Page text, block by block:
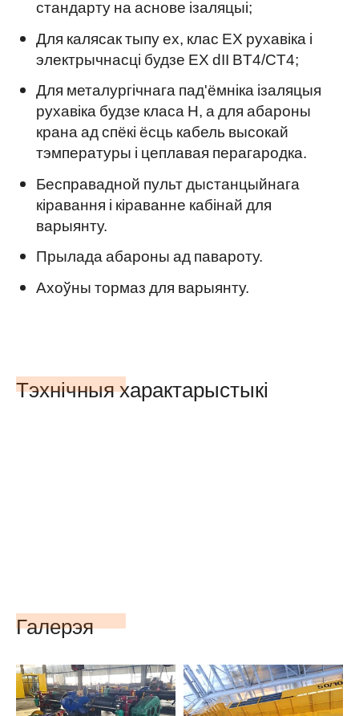
стандарту на аснове ізаляцыі;
Для калясак тыпу ex, клас EX рухавіка і
электрычнасці будзе EX dII BT4/CT4;
Для металургічнага пад'ёмніка ізаляцыя
рухавіка будзе класа H, а для абароны
крана ад спёкі ёсць кабель высокай
тэмпературы і цеплавая перагародка.
Бесправадной пульт дыстанцыйнага
кіравання і кіраванне кабінай для
варыянту.
Прылада абароны ад павароту.
Ахоўны тормаз для варыянту.
Тэхнічныя характарыстыкі
Галерэя